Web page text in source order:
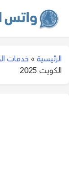
الرئيسية » خدمات
الكويت 2025